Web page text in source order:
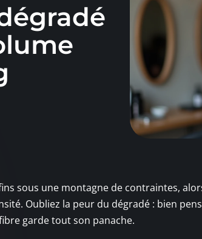
sous une montagne de contraintes,
Oubliez la peur du dégradé : bien
garde tout son panache.